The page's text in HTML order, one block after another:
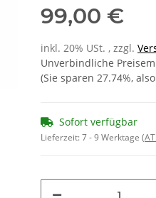
99,00 €
inkl. 20% USt. , zzgl.
Unverbindliche
(Sie sparen 27.74%, also
Sofort verfügbar
Lieferzeit:7 - 9 Werktage